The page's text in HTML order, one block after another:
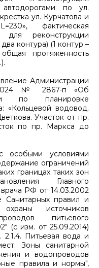
по ул.
ул. Курчатова и
фактическая
для реконструкции
контура) (1 контур –
протяженность
Администрации
№ 2867-п «Об
по планировке
«Кольцевой водовод.
Участок от пр.
по пр. Маркса до
особыми условиями
ограничений
границах таких зон
Главного
врача РФ от 14.03.2002
правил и
источников
питьевого
(с изм. от 25.09.2014)
2.1.4. Питьевая вода и
Зоны санитарной
и водопроводов
правила и нормы",